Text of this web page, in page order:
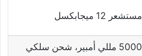
مستشعر 12 ميجابكسل
5000 مللي أمبير، شحن سلكي